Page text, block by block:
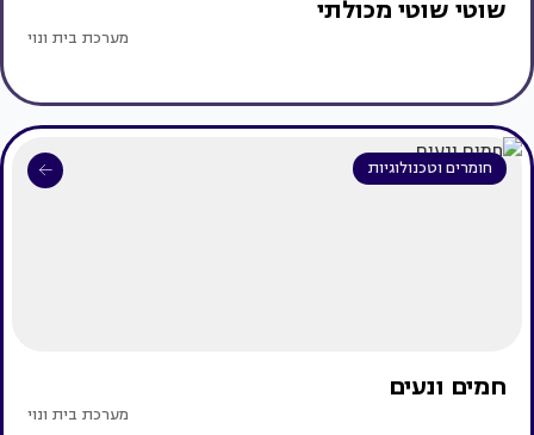
שוטי שוטי מכולתי
מערכת בית ונוי
חומרים וטכנולוגיות
חמים ונעים
מערכת בית ונוי